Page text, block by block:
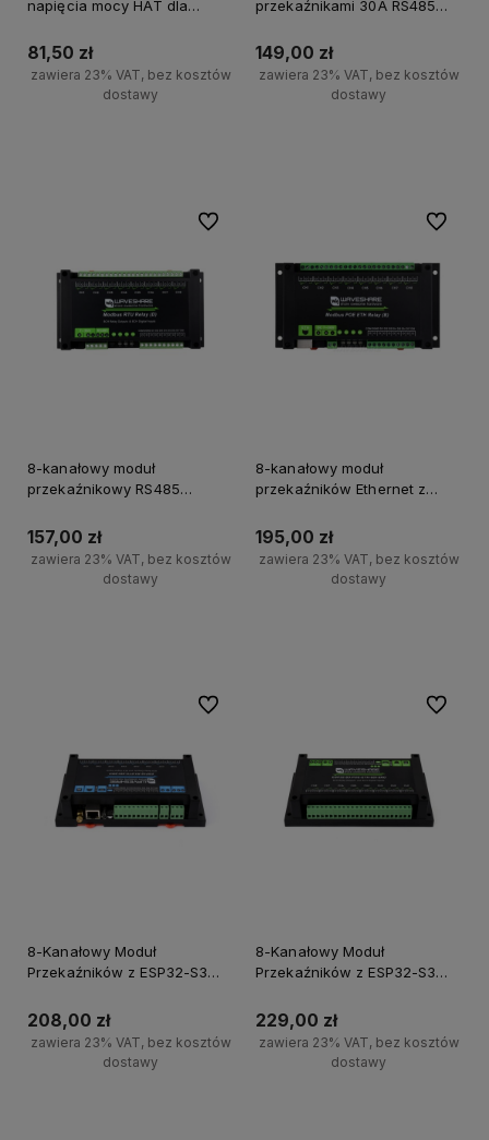
napięcia mocy HAT dla
81,50 zł
zawiera 23% VAT, bez kosztów
dostawy
przekaźnikami 30A RS485
Szynę DIN
149,00 zł
zawiera 23% VAT, bez kosztów
dostawy
8-kanałowy moduł
przekaźnikowy RS485
cyfrowym
157,00 zł
zawiera 23% VAT, bez kosztów
dostawy
Do ulubionych
8-kanałowy moduł
przekaźników Ethernet z
obsługujący Modbus
RTU/TCP, zasilanie PoE,
montaż na szynie DIN
195,00 zł
zawiera 23% VAT, bez kosztów
dostawy
Do
8-Kanałowy Moduł
Przekaźników z ESP32-S3
208,00 zł
zawiera 23% VAT, bez kosztów
dostawy
Do ulubionych
8-Kanałowy Moduł
Przekaźników z ESP32-S3
zasilanie PoE
229,00 zł
zawiera 23% VAT, bez kosztów
dostawy
Do